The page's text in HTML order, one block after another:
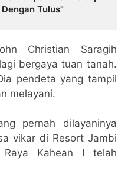
Tulus"
Christian Saragih
bergaya tuan tanah.
pendeta yang tampil
melayani.
pernah dilayaninya
vikar di Resort Jambi
Kahean I telah